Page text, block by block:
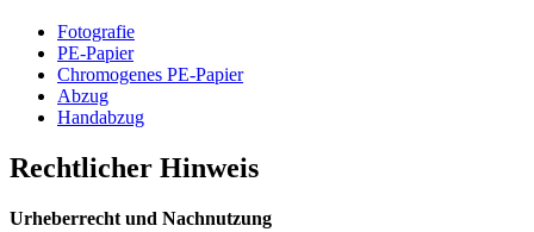
Fotografie
PE-Papier
Chromogenes PE-Papier
Abzug
Handabzug
Rechtlicher Hinweis
Urheberrecht und Nachnutzung